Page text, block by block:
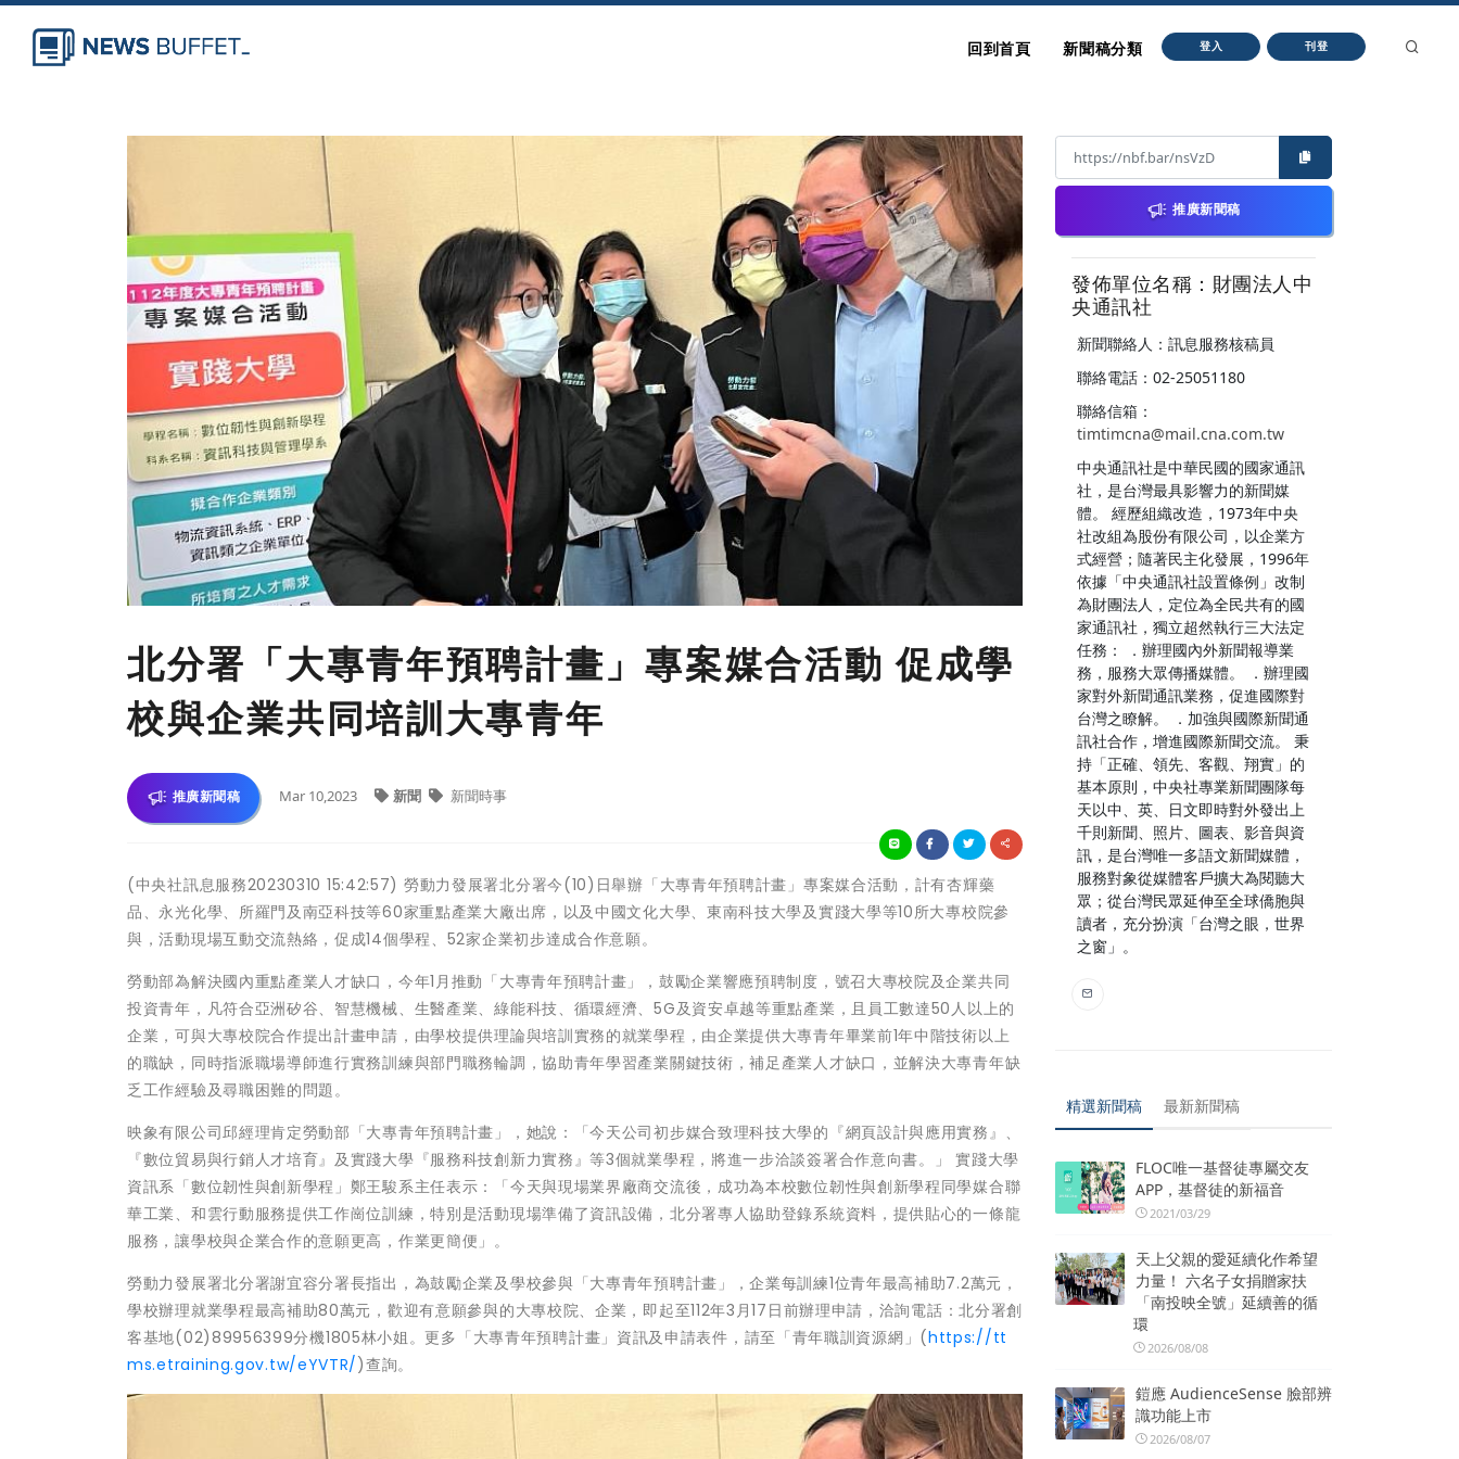
回到首頁 新聞稿分類 登入 刊登
北分署「大專青年預聘計畫」專案媒合活動 促成學
校與企業共同培訓大專青年
推廣新聞稿 Mar 10,2023 新聞 新聞時事
(中央社訊息服務20230310 15:42:57) 勞動力發展署北分署今(10)日舉辦「大專青年預聘計畫」專案媒合活動，計有杏輝藥
品、永光化學、所羅門及南亞科技等60家重點產業大廠出席，以及中國文化大學、東南科技大學及實踐大學等10所大專校院參
與，活動現場互動交流熱絡，促成14個學程、52家企業初步達成合作意願。
勞動部為解決國內重點產業人才缺口，今年1月推動「大專青年預聘計畫」，鼓勵企業響應預聘制度，號召大專校院及企業共同
投資青年，凡符合亞洲矽谷、智慧機械、生醫產業、綠能科技、循環經濟、5G及資安卓越等重點產業，且員工數達50人以上的
企業，可與大專校院合作提出計畫申請，由學校提供理論與培訓實務的就業學程，由企業提供大專青年畢業前1年中階技術以上
的職缺，同時指派職場導師進行實務訓練與部門職務輪調，協助青年學習產業關鍵技術，補足產業人才缺口，並解決大專青年缺
乏工作經驗及尋職困難的問題。
映象有限公司邱經理肯定勞動部「大專青年預聘計畫」，她說：「今天公司初步媒合致理科技大學的『網頁設計與應用實務』、
『數位貿易與行銷人才培育』及實踐大學『服務科技創新力實務』等3個就業學程，將進一步洽談簽署合作意向書。」 實踐大學
資訊系「數位韌性與創新學程」鄭王駿系主任表示：「今天與現場業界廠商交流後，成功為本校數位韌性與創新學程同學媒合聯
華工業、和雲行動服務提供工作崗位訓練，特別是活動現場準備了資訊設備，北分署專人協助登錄系統資料，提供貼心的一條龍
服務，讓學校與企業合作的意願更高，作業更簡便」。
勞動力發展署北分署謝宜容分署長指出，為鼓勵企業及學校參與「大專青年預聘計畫」，企業每訓練1位青年最高補助7.2萬元，
學校辦理就業學程最高補助80萬元，歡迎有意願參與的大專校院、企業，即起至112年3月17日前辦理申請，洽詢電話：北分署創
客基地(02)89956399分機1805林小姐。更多「大專青年預聘計畫」資訊及申請表件，請至「青年職訓資源網」(https://tt
ms.etraining.gov.tw/eYVTR/)查詢。
推廣新聞稿
發佈單位名稱：財團法人中
央通訊社
新聞聯絡人：訊息服務核稿員
聯絡電話：02-25051180
聯絡信箱：
timtimcna@mail.cna.com.tw
中央通訊社是中華民國的國家通訊
社，是台灣最具影響力的新聞媒
體。 經歷組織改造，1973年中央
社改組為股份有限公司，以企業方
式經營；隨著民主化發展，1996年
依據「中央通訊社設置條例」改制
為財團法人，定位為全民共有的國
家通訊社，獨立超然執行三大法定
任務： ．辦理國內外新聞報導業
務，服務大眾傳播媒體。 ．辦理國
家對外新聞通訊業務，促進國際對
台灣之瞭解。 ．加強與國際新聞通
訊社合作，增進國際新聞交流。 秉
持「正確、領先、客觀、翔實」的
基本原則，中央社專業新聞團隊每
天以中、英、日文即時對外發出上
千則新聞、照片、圖表、影音與資
訊，是台灣唯一多語文新聞媒體，
服務對象從媒體客戶擴大為閱聽大
眾；從台灣民眾延伸至全球僑胞與
讀者，充分扮演「台灣之眼，世界
之窗」。
精選新聞稿 最新新聞稿
FLOC唯一基督徒專屬交友
APP，基督徒的新福音
2021/03/29
天上父親的愛延續化作希望
力量！ 六名子女捐贈家扶
「南投映全號」延續善的循
環
2026/08/08
鎧應 AudienceSense 臉部辨
識功能上市
2026/08/07